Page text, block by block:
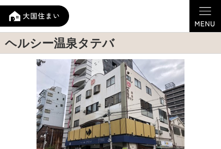
ヘルシー温泉タテバ